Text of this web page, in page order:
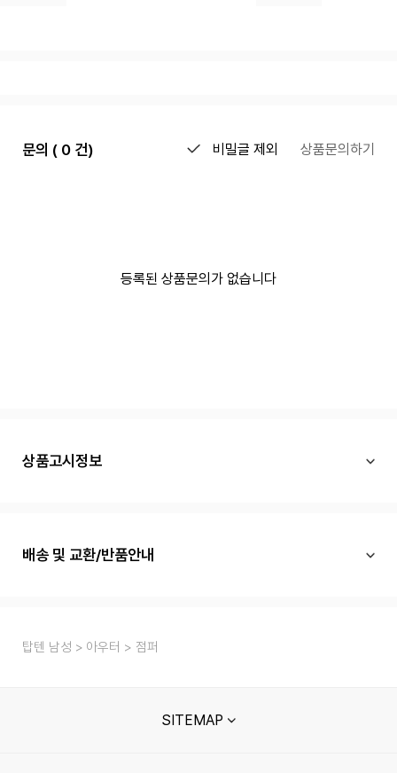
문의 ( 0 건) 비밀글 제외 상품문의하기
등록된 상품문의가 없습니다
상품고시정보
배송 및 교환/반품안내
탑텐 남성 아우터 점퍼
SITEMAP